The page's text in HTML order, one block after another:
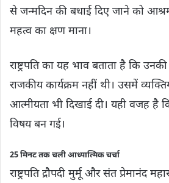
से जन्मदिन की बधाई दिए जाने को
महत्व का क्षण माना।
राष्ट्रपति का यह भाव बताता है कि
राजकीय कार्यक्रम नहीं थी। उसमें
आत्मीयता भी दिखाई दी। यही वजह है
विषय बन गई।
25 मिनट तक चली आध्यात्मिक चर्चा
राष्ट्रपति द्रौपदी मुर्मू और संत प्रेमानंद